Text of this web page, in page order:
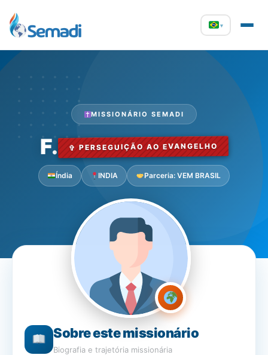
▾
MISSIONÁRIO SEMADI
F. ✞ PERSEGUIÇÃO AO EVANGELHO
Índia INDIA Parceria: VEM BRASIL
Sobre este missionário
Biografia e trajetória missionária